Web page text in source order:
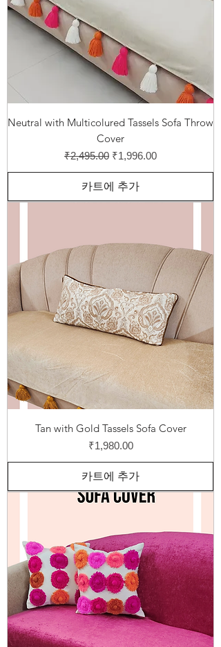
Neutral with Multicolured Tassels Sofa Throw
Cover
일반가
₹2,495.00 할인가
₹1,996.00
카트에 추가
Tan with Gold Tassels Sofa Cover
가격
₹1,980.00
카트에 추가